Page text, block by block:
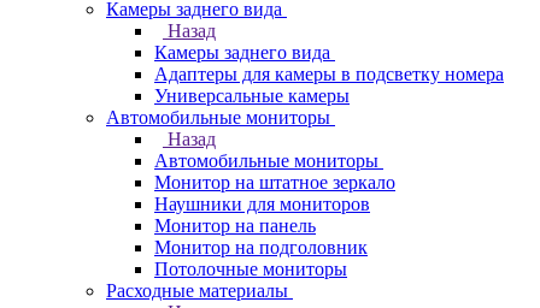
Камеры заднего вида
Назад
Камеры заднего вида
Адаптеры для камеры в подсветку номера
Универсальные камеры
Автомобильные мониторы
Назад
Автомобильные мониторы
Монитор на штатное зеркало
Наушники для мониторов
Монитор на панель
Монитор на подголовник
Потолочные мониторы
Расходные материалы